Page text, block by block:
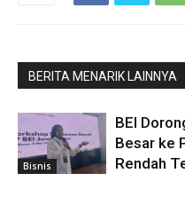
BERITA MENARIK LAINNYA
Bisnis
BEI
Besar ke
Rendah